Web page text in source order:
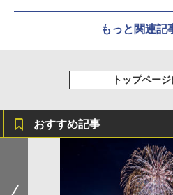
もっと関連記
トップペー
おすすめ記事